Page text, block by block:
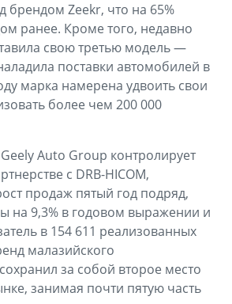
брендом Zeekr, что на 65%
ранее. Кроме того, недавно
свою третью модель —
поставки автомобилей в
марка намерена удвоить свои
более чем 200 000
Geely Auto Group контролирует
с DRB-HICOM,
продаж пятый год подряд,
на 9,3% в годовом выражении и
в 154 611 реализованных
малазийского
за собой второе место
занимая почти пятую часть